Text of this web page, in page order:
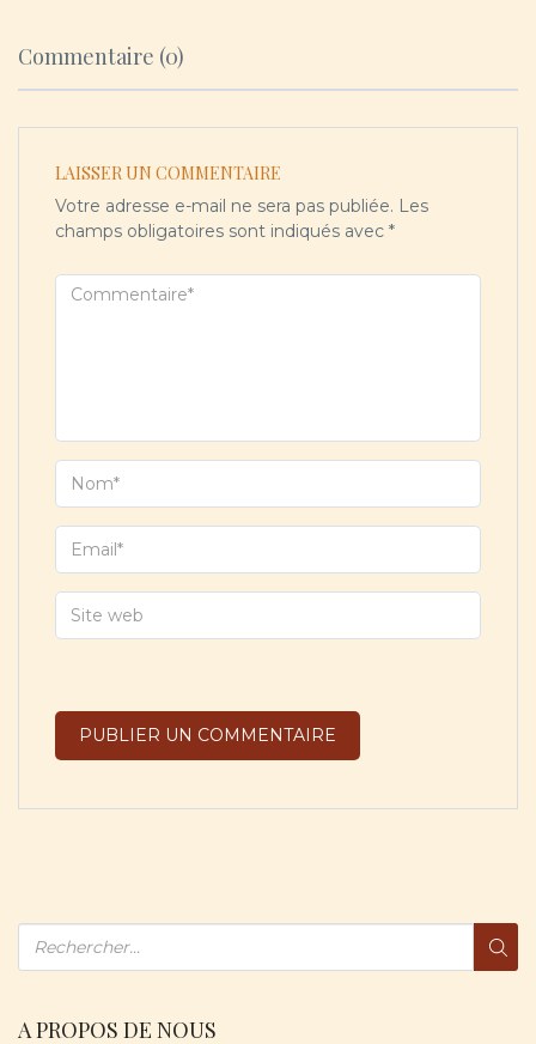
Commentaire (0)
LAISSER UN COMMENTAIRE
Votre adresse e-mail ne sera pas publiée. Les
champs obligatoires sont indiqués avec *
A PROPOS DE NOUS